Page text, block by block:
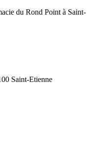
du Rond Point à Saint-
Saint-Etienne